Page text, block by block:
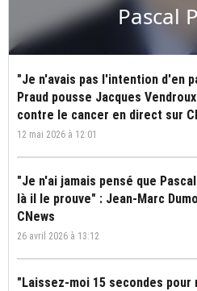
Pascal
"Je n'avais pas l'intention d'en
Praud pousse Jacques
contre le cancer en direct sur
12 mai 2026 à 12:01
"Je n'ai jamais pensé que
là il le prouve" : Jean-Marc
CNews
26 avril 2026 à 13:12
"Laissez-moi 15 secondes pour